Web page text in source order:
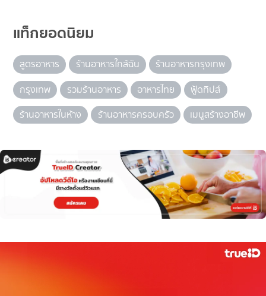
แท็กยอดนิยม
สูตรอาหาร ร้านอาหารใกล้ฉัน
ร้านอาหารกรุงเทพ
กรุงเทพ
รวมร้านอาหาร อาหารไทย
ฟู้ดทิปส์
ร้านอาหารในห้าง
ร้านอาหารครอบครัว เมนูสร้างอาชีพ